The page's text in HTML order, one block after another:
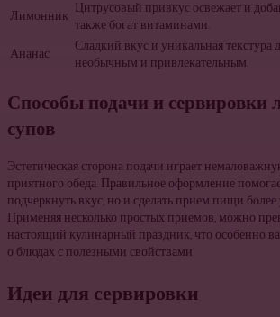
Лимонник Цитрусовый привкус освежает и
также богат витаминами.
Ананас
Сладкий вкус и уникальная текстура
необычным и привлекательным.
Способы подачи и сервировки
супов
Эстетическая сторона подачи играет
приятного обеда. Правильное оформление
подчеркнуть вкус, но и сделать прием пищи более
Применяя несколько простых приемов, можно
настоящий кулинарный праздник, что особенно
о блюдах с полезными свойствами.
Идеи для сервировки